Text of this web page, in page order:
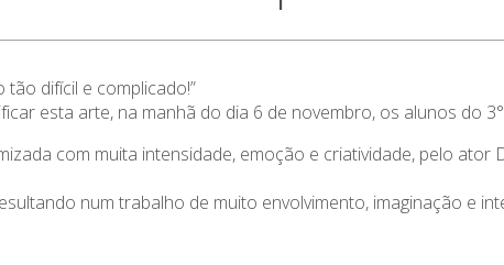
difícil e complicado!”
esta arte, na manhã do dia 6 de novembro, os alunos do
com muita intensidade, emoção e criatividade, pelo
num trabalho de muito envolvimento, imaginação e